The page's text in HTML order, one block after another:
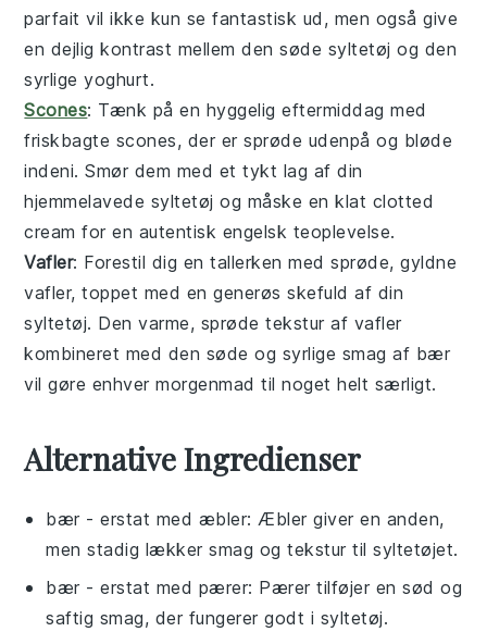
parfait vil ikke kun se fantastisk ud, men også give
en dejlig kontrast mellem den søde syltetøj og den
syrligeyoghurt.
Scones: Tænk på en hyggelig eftermiddag med
friskbagte scones, der er sprøde udenpå og bløde
indeni. Smør dem med et tykt lag af din
hjemmelavede syltetøj og måske en klat clotted
cream for en autentisk engelsk teoplevelse.
Vafler: Forestil dig en tallerken med sprøde, gyldne
vafler, toppet med en generøs skefuld af din
syltetøj. Den varme, sprøde tekstur af vafler
kombineret med den søde og syrlige smag af bær
vil gøre enhver morgenmad til noget helt særligt.
Alternative Ingredienser
bær - erstat med æbler: Æbler giver en anden,
men stadig lækker smag og tekstur til syltetøjet.
bær - erstat med pærer: Pærer tilføjer en sød og
saftig smag, der fungerer godt i syltetøj.